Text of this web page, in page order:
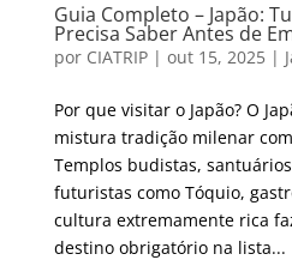
Guia Completo – Japão:
Precisa Saber Antes de
por CIATRIP| out 15, 2025|
Por que visitar o Japão? O
mistura tradição milenar
Templos budistas,
futuristas como Tóquio,
cultura extremamente rica
destino obrigatório na lista...